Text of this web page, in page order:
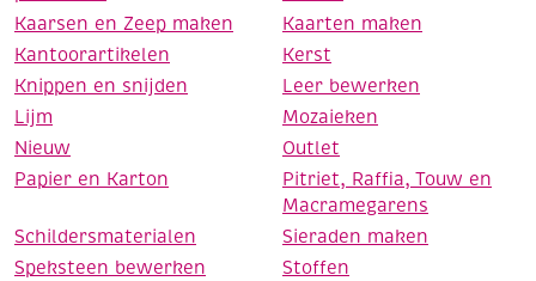
Kaarsen en Zeep maken
Kaarten maken
Kantoorartikelen
Kerst
Knippen en snijden
Leer bewerken
Lijm
Mozaieken
Nieuw
Outlet
Papier en Karton
Pitriet, Raffia, Touw en
Macramegarens
Schildersmaterialen
Sieraden maken
Speksteen bewerken
Stoffen